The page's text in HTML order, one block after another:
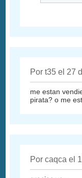
Por t35 el 27
me estan
pirata? o me
Por caqca el